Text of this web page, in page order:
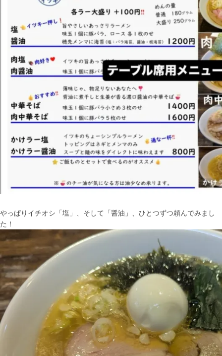
やっぱりイチオシ「塩」、そして「醤油」、ひとつずつ頼んでみまし
た！